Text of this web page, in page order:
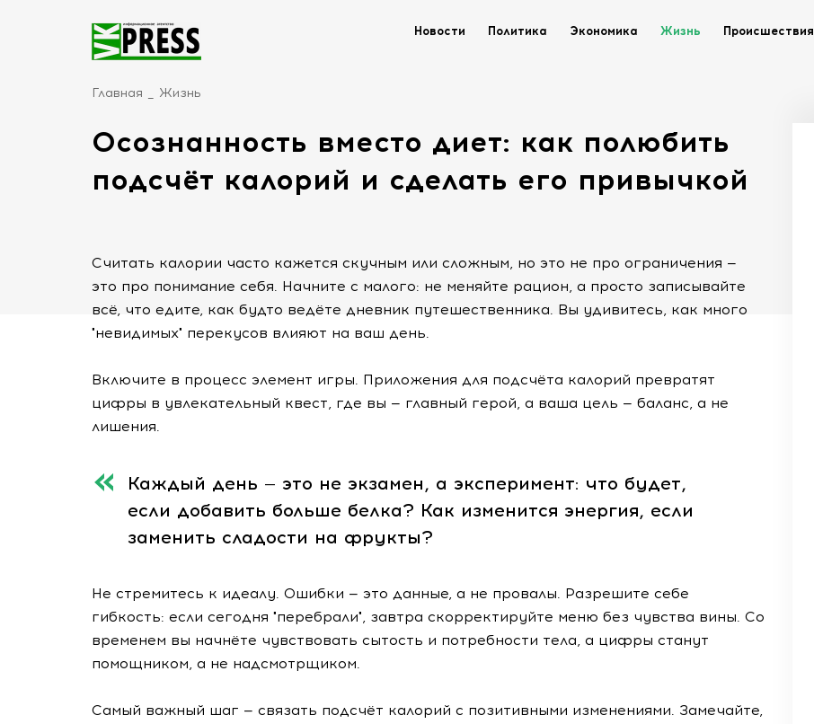
Новости Политика Экономика Жизнь Происшествия
Главная Жизнь
Осознанность вместо диет: как полюбить
подсчёт калорий и сделать его привычкой
Считать калории часто кажется скучным или сложным, но это не про ограничения —
это про понимание себя. Начните с малого: не меняйте рацион, а просто записывайте
всё, что едите, как будто ведёте дневник путешественника. Вы удивитесь, как много
"невидимых" перекусов влияют на ваш день.
Включите в процесс элемент игры. Приложения для подсчёта калорий превратят
цифры в увлекательный квест, где вы — главный герой, а ваша цель — баланс, а не
лишения.
Каждый день — это не экзамен, а эксперимент: что будет,
если добавить больше белка? Как изменится энергия, если
заменить сладости на фрукты?
Не стремитесь к идеалу. Ошибки — это данные, а не провалы. Разрешите себе
гибкость: если сегодня "перебрали", завтра скорректируйте меню без чувства вины. Со
временем вы начнёте чувствовать сытость и потребности тела, а цифры станут
помощником, а не надсмотрщиком.
Самый важный шаг — связать подсчёт калорий с позитивными изменениями. Замечайте,